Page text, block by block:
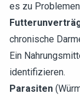
es zu
chronische
Ein
identifizieren.
Parasiten